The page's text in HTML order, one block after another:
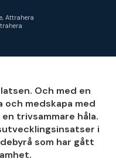
Attrahera
Och med en
medskapa med
trivsammare håla.
i
som har gått